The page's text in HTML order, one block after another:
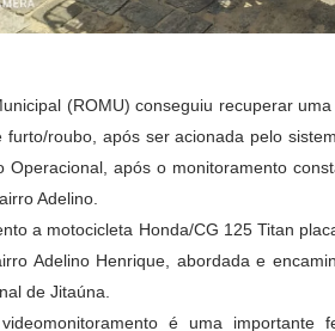
(ROMU) conseguiu recuperar
furto/roubo, após ser acionada pelo
Operacional, após o monitoramento
Adelino.
a motocicleta Honda/CG 125 Titan
Adelino Henrique, abordada e
de Jitaúna.
é uma importante